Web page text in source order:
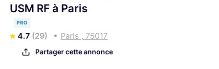
contacter
USM RF à Paris
PRO
4.7 (29) Paris , 75017
Partager cette annonce